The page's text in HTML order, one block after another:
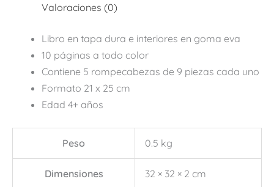
Valoraciones (0)
Libro en tapa dura e interiores en goma eva
10 páginas a todo color
Contiene 5 rompecabezas de 9 piezas cada uno
Formato 21 x 25 cm
Edad 4+ años
Peso 0.5 kg
Dimensiones 32 × 32 × 2 cm